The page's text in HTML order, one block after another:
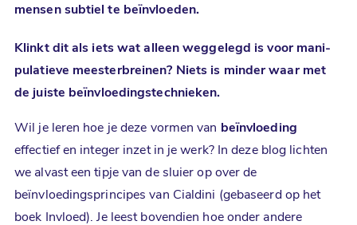
mensen subtiel te beïnvloeden.
Klinkt dit als iets wat alleen weggelegd is voor mani­
pulatieve meester­breinen? Niets is minder waar met
de juiste beïnvloedingstechnieken.
Wil je leren hoe je deze vormen van beïnvloeding
effectief en integer inzet in je werk? In deze blog lichten
we alvast een tipje van de sluier op over de
beïnvloedingsprincipes van Cialdini (gebaseerd op het
boek Invloed). Je leest bovendien hoe onder andere